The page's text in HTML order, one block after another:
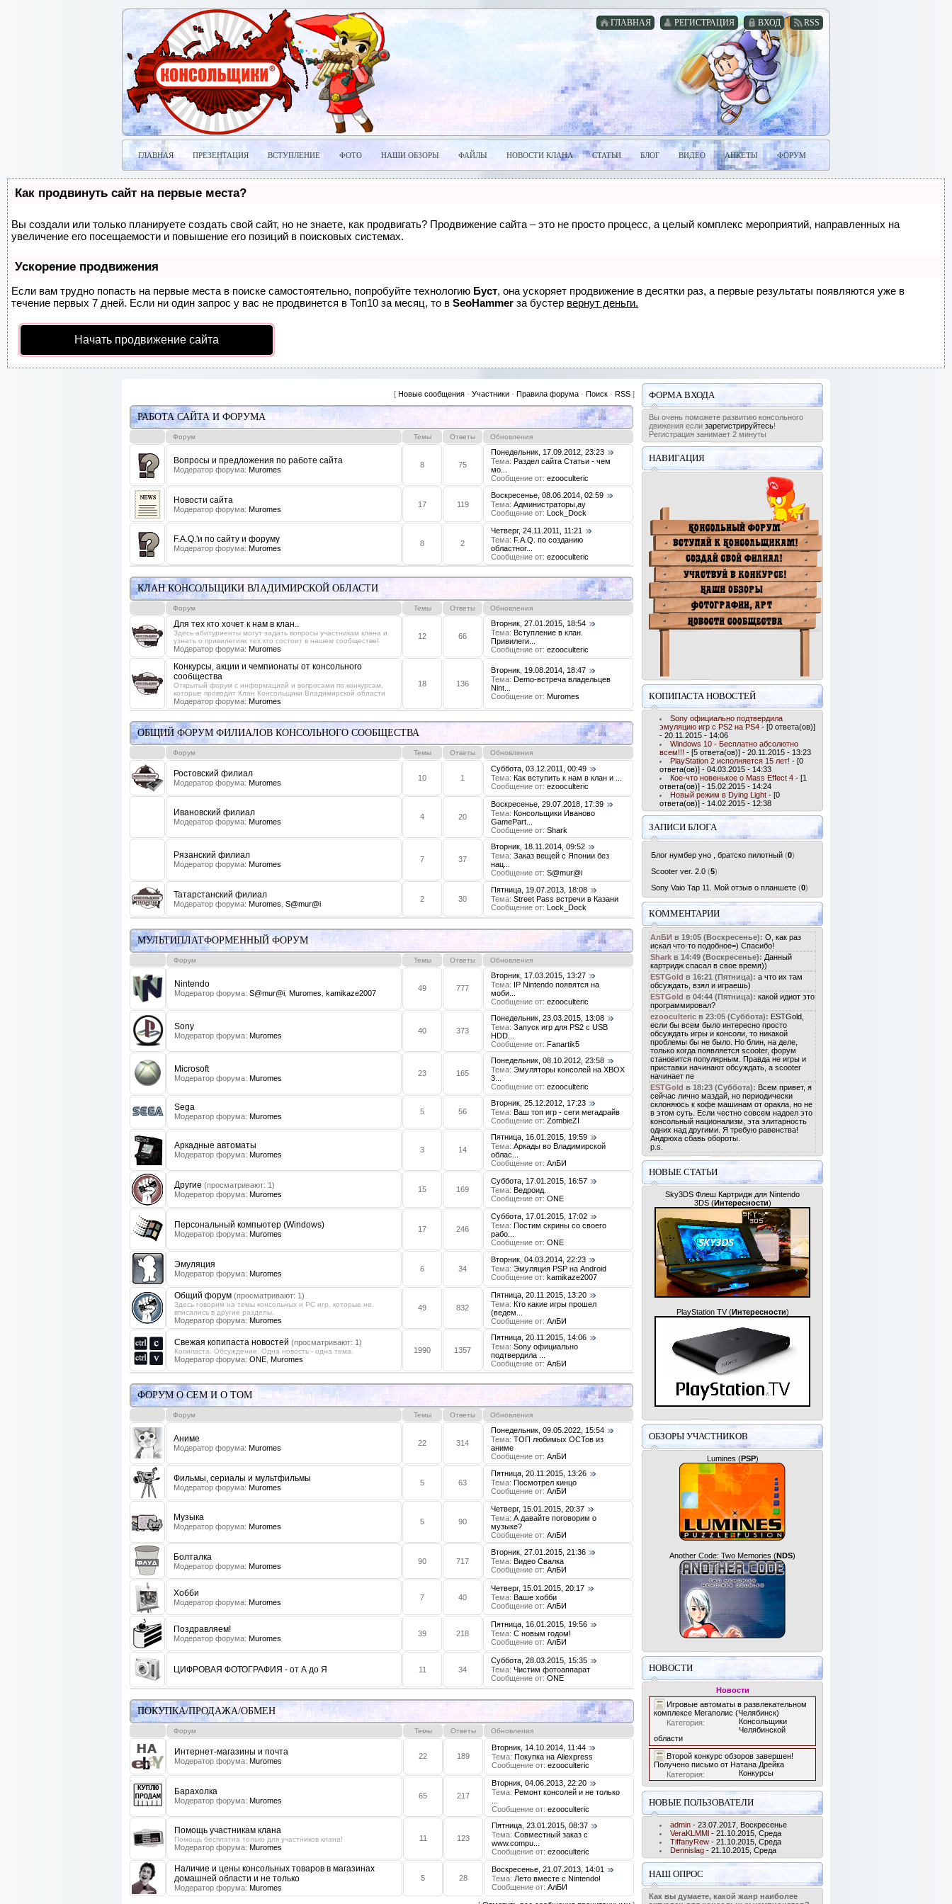
RSS
ВХОД
РЕГИСТРАЦИЯ
ГЛАВНАЯ
ГЛАВНАЯ ПРЕЗЕНТАЦИЯ ВСТУПЛЕНИЕ ФОТО НАШИ ОБЗОРЫ ФАЙЛЫ НОВОСТИ КЛАНА СТАТЬИ БЛОГ ВИДЕО АНКЕТЫ ФОРУМ
Как продвинуть сайт на первые места?
Вы создали или только планируете создать свой сайт, но не знаете, как продвигать? Продвижение сайта – это не просто процесс, а целый комплекс мероприятий, направленных на
увеличение его посещаемости и повышение его позиций в поисковых системах.
Ускорение продвижения
Если вам трудно попасть на первые места в поиске самостоятельно, попробуйте технологию Буст, она ускоряет продвижение в десятки раз, а первые результаты появляются уже в
течение первых 7 дней. Если ни один запрос у вас не продвинется в Топ10 за месяц, то в SeoHammer за бустер вернут деньги.
Начать продвижение сайта
[ Новые сообщения · Участники · Правила форума · Поиск · RSS ]
РАБОТА САЙТА И ФОРУМА
Форум Темы Ответы Обновления
Вопросы и предложения по работе сайта
Модератор форума: Muromes
8 75
Понедельник, 17.09.2012, 23:23
Тема: Раздел сайта Статьи - чем
мо...
Сообщение от: ezooculteric
Новости сайта
Модератор форума: Muromes
17 119
Воскресенье, 08.06.2014, 02:59
Тема: Администраторы,ау
Сообщение от: Lock_Dock
F.A.Q.'и по сайту и форуму
Модератор форума: Muromes
8 2
Четверг, 24.11.2011, 11:21
Тема: F.A.Q. по созданию
областног...
Сообщение от: ezooculteric
КЛАН КОНСОЛЬЩИКИ ВЛАДИМИРСКОЙ ОБЛАСТИ
Форум Темы Ответы Обновления
Для тех кто хочет к нам в клан..
Здесь абитуриенты могут задать вопросы участникам клана и
узнать о привилегиях тех кто состоит в нашем сообществе!
Модератор форума: Muromes
12 66
Вторник, 27.01.2015, 18:54
Тема: Вступление в клан.
Привилеги...
Сообщение от: ezooculteric
Конкурсы, акции и чемпионаты от консольного
сообщества
Открытый форум с информацией и вопросами по конкурсам,
которые проводит Клан Консольщики Владимирской области
Модератор форума: Muromes
18 136
Вторник, 19.08.2014, 18:47
Тема: Demo-встреча владельцев
Nint...
Сообщение от: Muromes
ОБЩИЙ ФОРУМ ФИЛИАЛОВ КОНСОЛЬНОГО СООБЩЕСТВА
Форум Темы Ответы Обновления
Ростовский филиал
Модератор форума: Muromes
10 1
Суббота, 03.12.2011, 00:49
Тема: Как вступить к нам в клан и ...
Сообщение от: ezooculteric
Ивановский филиал
Модератор форума: Muromes
4 20
Воскресенье, 29.07.2018, 17:39
Тема: Консольщики Иваново
GamePart...
Сообщение от: Shark
Рязанский филиал
Модератор форума: Muromes
7 37
Вторник, 18.11.2014, 09:52
Тема: Заказ вещей с Японии без
нац...
Сообщение от: S@mur@i
Татарстанский филиал
Модератор форума: Muromes S@mur@i
2 30
Пятница, 19.07.2013, 18:08
Тема: Street Pass встречи в Казани
Сообщение от: Lock_Dock
МУЛЬТИПЛАТФОРМЕННЫЙ ФОРУМ
Форум Темы Ответы Обновления
Nintendo
Модератор форума: S@mur@i Muromes kamikaze2007
49 777
Вторник, 17.03.2015, 13:27
Тема: IP Nintendo появятся на
моби...
Сообщение от: ezooculteric
Sony
Модератор форума: Muromes
40 373
Понедельник, 23.03.2015, 13:08
Тема: Запуск игр для PS2 с USB
HDD...
Сообщение от: Fanartik5
Microsoft
Модератор форума: Muromes
23 165
Понедельник, 08.10.2012, 23:58
Тема: Эмуляторы консолей на XBOX
3...
Сообщение от: ezooculteric
Sega
Модератор форума: Muromes
5 56
Вторник, 25.12.2012, 17:23
Тема: Ваш топ игр - сеги мегадрайв
Сообщение от: ZombieZI
Аркадные автоматы
Модератор форума: Muromes
3 14
Пятница, 16.01.2015, 19:59
Тема: Аркады во Владимирской
облас...
Сообщение от: АлБИ
Другие (просматривают: 1)
Модератор форума: Muromes
15 169
Суббота, 17.01.2015, 16:57
Тема: Ведроид.
Сообщение от: ONE
Персональный компьютер (Windows)
Модератор форума: Muromes
17 246
Суббота, 17.01.2015, 17:02
Тема: Постим скрины со своего
рабо...
Сообщение от: ONE
Эмуляция
Модератор форума: Muromes
6 34
Вторник, 04.03.2014, 22:23
Тема: Эмуляция PSP на Android
Сообщение от: kamikaze2007
Общий форум (просматривают: 1)
Здесь говорим на темы консольных и PC игр, которые не
вписались в другие разделы.
Модератор форума: Muromes
49 832
Пятница, 20.11.2015, 13:20
Тема: Кто какие игры прошел
(ведем...
Сообщение от: АлБИ
Свежая копипаста новостей (просматривают: 1)
Копипаста. Обсуждение. Одна новость - одна тема.
Модератор форума: ONE Muromes
1990 1357
Пятница, 20.11.2015, 14:06
Тема: Sony официально
подтвердила ...
Сообщение от: АлБИ
ФОРУМ О СЕМ И О ТОМ
Форум Темы Ответы Обновления
Аниме
Модератор форума: Muromes
22 314
Понедельник, 09.05.2022, 15:54
Тема: ТОП любимых ОСТов из
аниме
Сообщение от: АлБИ
Фильмы, сериалы и мультфильмы
Модератор форума: Muromes
5 63
Пятница, 20.11.2015, 13:26
Тема: Посмотрел кинцо
Сообщение от: АлБИ
Музыка
Модератор форума: Muromes
5 90
Четверг, 15.01.2015, 20:37
Тема: А давайте поговорим о
музыке?
Сообщение от: АлБИ
Болталка
Модератор форума: Muromes
90 717
Вторник, 27.01.2015, 21:36
Тема: Видео Свалка
Сообщение от: АлБИ
Хобби
Модератор форума: Muromes
7 40
Четверг, 15.01.2015, 20:17
Тема: Ваше хобби
Сообщение от: АлБИ
Поздравляем!
Модератор форума: Muromes
39 218
Пятница, 16.01.2015, 19:56
Тема: С новым годом!
Сообщение от: АлБИ
ЦИФРОВАЯ ФОТОГРАФИЯ - от А до Я 11 34
Суббота, 28.03.2015, 15:35
Тема: Чистим фотоаппарат
Сообщение от: ONE
ПОКУПКА/ПРОДАЖА/ОБМЕН
Форум Темы Ответы Обновления
Интернет-магазины и почта
Модератор форума: Muromes
22 189
Вторник, 14.10.2014, 11:44
Тема: Покупка на Aliexpress
Сообщение от: ezooculteric
Барахолка
Модератор форума: Muromes
65 217
Вторник, 04.06.2013, 22:20
Тема: Ремонт консолей и не только
Сообщение от: ezooculteric
Помощь участникам клана
Помощь бесплатна только для участников клана!
Модератор форума: Muromes
11 123
Пятница, 23.01.2015, 08:37
Тема: Совместный заказ с
www.compu...
Сообщение от: ezooculteric
Наличие и цены консольных товаров в магазинах
домашней области и не только
Модератор форума: Muromes
5 28
Воскресенье, 21.07.2013, 14:01
Тема: Лето вместе с Nintendo!
Сообщение от: АлБИ
ФОРМА ВХОДА
Вы очень поможете развитию консольного
движения если зарегистрируйтесь!
Регистрация занимает 2 минуты
НАВИГАЦИЯ
КОПИПАСТА НОВОСТЕЙ
Sony официально подтвердила
эмуляцию игр с PS2 на PS4 - [0 ответа(ов)]
- 20.11.2015 - 14:06
Windows 10 - Бесплатно абсолютно
всем!!! - [5 ответа(ов)] - 20.11.2015 - 13:23
PlayStation 2 исполняется 15 лет! - [0
ответа(ов)] - 04.03.2015 - 14:33
Кое-что новенькое о Mass Effect 4 - [1
ответа(ов)] - 15.02.2015 - 14:24
Новый режим в Dying Light - [0
ответа(ов)] - 14.02.2015 - 12:38
ЗАПИСИ БЛОГА
Блог нумбер уно , братско пилотный (0)
Scooter ver. 2.0 (5)
Sony Vaio Tap 11. Мой отзыв о планшете (0)
КОММЕНТАРИИ
АлБИ в 19:05 (Воскресенье): О, как раз
искал что-то подобное=) Спасибо!
Shark в 14:49 (Воскресенье): Данный
картридж спасал в свое время))
ESTGold в 16:21 (Пятница): а что их там
обсуждать, взял и играешь)
ESTGold в 04:44 (Пятница): какой идиот это
программировал?
ezooculteric в 23:05 (Суббота): ESTGold,
если бы всем было интересно просто
обсуждать игры и консоли, то никакой
проблемы бы не было. Но блин, на деле,
только когда появляется scooter, форум
становится популярным. Правда не игры и
приставки начинают обсуждать, а scooter
начинает пе
ESTGold в 18:23 (Суббота): Всем привет, я
сейчас лично маздай, но периодически
склоняюсь к кофе машинам от оракла, но не
в этом суть. Если честно совсем надоел это
консольный национализм, эта элитарность
одних над другими. Я требую равенства!
Андрюха сбавь обороты.
p.s.
НОВЫЕ СТАТЬИ
Sky3DS Флеш Картридж для Nintendo
3DS (Интересности)
PlayStation TV(Интересности)
ОБЗОРЫ УЧАСТНИКОВ
Lumines (PSP)
Another Code: Two Memories (NDS)
НОВОСТИ
Новости
Игровые автоматы в развлекательном
комплексе Мегаполис (Челябинск)
Категория:
Консольщики
Челябинской
области
Второй конкурс обзоров завершен!
Получено письмо от Натана Дрейка
Категория:
Конкурсы
НОВЫЕ ПОЛЬЗОВАТЕЛИ
admin - 23.07.2017, Воскресенье
VeraKLMMl - 21.10.2015, Среда
TiffanyRew - 21.10.2015, Среда
Dennislag - 21.10.2015, Среда
НАШ ОПРОС
Как вы думаете, какой жанр наиболее